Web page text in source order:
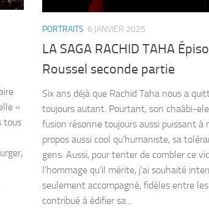
«
tous
PORTRAITS 6 JANVIER 2025
LA SAGA RACHID TAHA
Roussel seconde partie
Six ans déjà que Rachid Taha nous a
toujours autant. Pourtant, son chaâbi-
fusion résonne toujours aussi puissant à
propos aussi cool qu’humaniste, sa
gens. Aussi, pour tenter de combler ce
l’hommage qu’il mérite, j’ai souhaité
seulement accompagné, fidèles entre
contribué à édifier sa...